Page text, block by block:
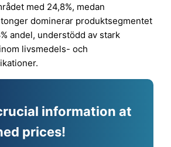
med 24,8%, medan
dominerar produktsegmentet
andel, understödd av stark
livsmedels- och
information at
prices!